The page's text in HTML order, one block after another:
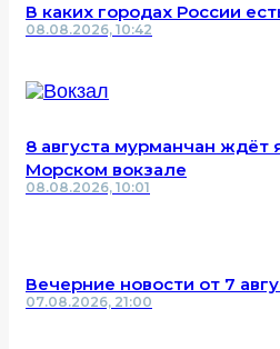
В каких городах России
08.08.2026, 10:42
8 августа мурманчан ждёт
Морском вокзале
08.08.2026, 10:01
Вечерние новости от 7
07.08.2026, 21:00